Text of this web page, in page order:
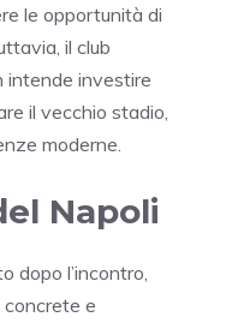
le opportunità di
il club
intende investire
il vecchio stadio,
moderne.
Napoli
dopo l’incontro,
concrete e